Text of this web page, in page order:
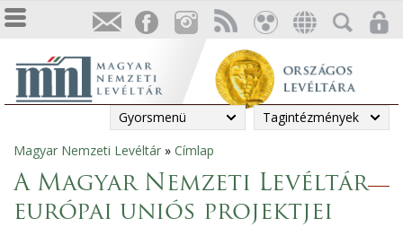
Gyorsmenü Tagintézmények
Jelenlegi
hely
Magyar Nemzeti Levéltár » Címlap
A Magyar Nemzeti Levéltár
európai uniós projektjei